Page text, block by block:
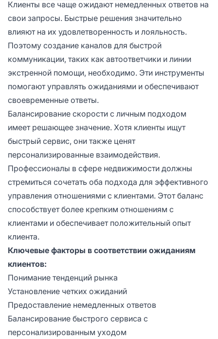
Клиенты все чаще ожидают немедленных ответов на
свои запросы. Быстрые решения значительно
влияют на их удовлетворенность и лояльность.
Поэтому создание каналов для быстрой
коммуникации, таких как автоответчики и линии
экстренной помощи, необходимо. Эти инструменты
помогают управлять ожиданиями и обеспечивают
своевременные ответы.
Балансирование скорости с личным подходом
имеет решающее значение. Хотя клиенты ищут
быстрый сервис, они также ценят
персонализированные взаимодействия.
Профессионалы в сфере недвижимости должны
стремиться сочетать оба подхода для эффективного
управления отношениями с клиентами. Этот баланс
способствует более крепким отношениям с
клиентами и обеспечивает положительный опыт
клиента.
Ключевые факторы в соответствии ожиданиям
клиентов:
Понимание тенденций рынка
Установление четких ожиданий
Предоставление немедленных ответов
Балансирование быстрого сервиса с
персонализированным уходом